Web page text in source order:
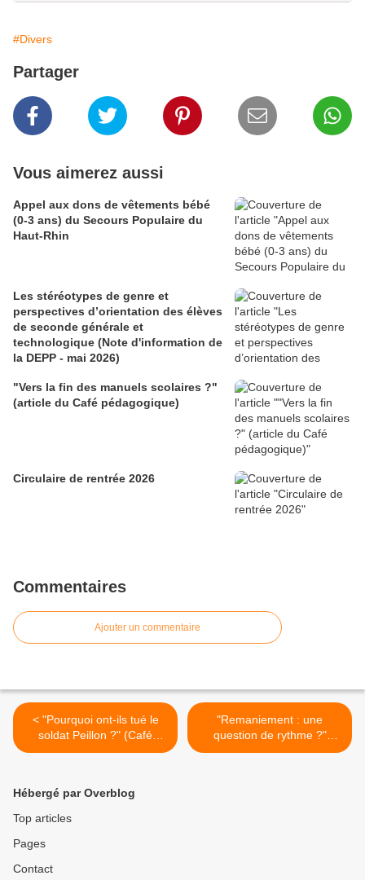
#Divers
Partager
Vous aimerez aussi
Appel aux dons de vêtements bébé
(0-3 ans) du Secours Populaire du
Haut-Rhin
Les stéréotypes de genre et
perspectives d’orientation des élèves
de seconde générale et
technologique (Note d'information de
la DEPP - mai 2026)
"Vers la fin des manuels scolaires ?"
(article du Café pédagogique)
Circulaire de rentrée 2026
Commentaires
Ajouter un commentaire
< "Pourquoi ont-ils tué le
soldat Peillon ?" (Café
pédagogique)
"Remaniement : une
question de rythme ?"
(Education & Devenir) >
Hébergé par Overblog
Top articles
Pages
Contact